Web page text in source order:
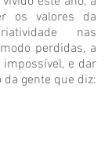
os valores da
nas
perdidas, a
e dar
gente que diz: